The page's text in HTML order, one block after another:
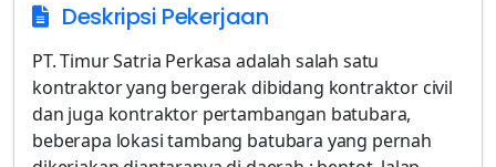
Deskripsi Pekerjaan
PT. Timur Satria Perkasa adalah salah satu
kontraktor yang bergerak dibidang kontraktor civil
dan juga kontraktor pertambangan batubara,
beberapa lokasi tambang batubara yang pernah